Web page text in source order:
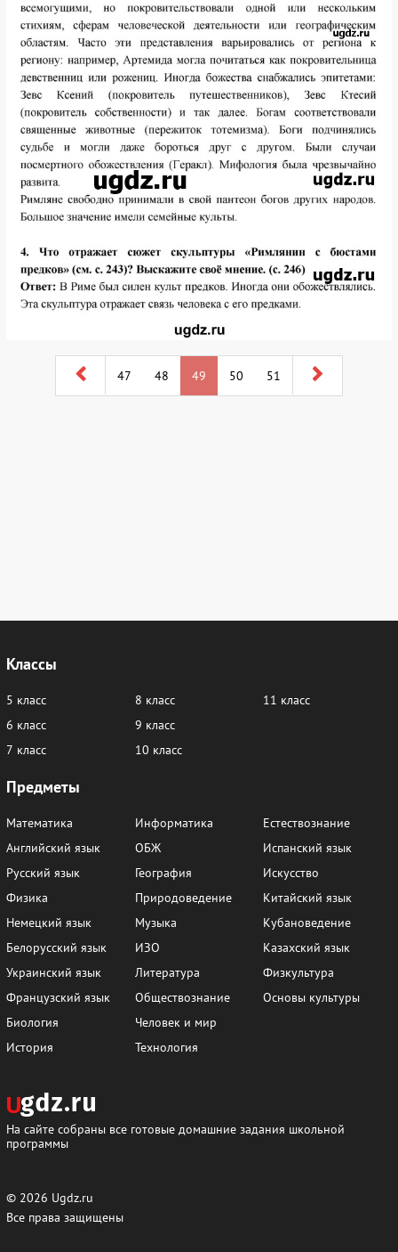
47 48 49 50 51
Классы
5 класс
6 класс
7 класс
8 класс
9 класс
10 класс
11 класс
Предметы
Математика
Английский язык
Русский язык
Физика
Немецкий язык
Белорусский язык
Украинский язык
Французский язык
Биология
История
Информатика
ОБЖ
География
Природоведение
Музыка
ИЗО
Литература
Обществознание
Человек и мир
Технология
Естествознание
Испанский язык
Искусство
Китайский язык
Кубановедение
Казахский язык
Физкультура
Основы культуры
На сайте собраны все готовые домашние задания школьной
программы
© 2026 Ugdz.ru
Все права защищены